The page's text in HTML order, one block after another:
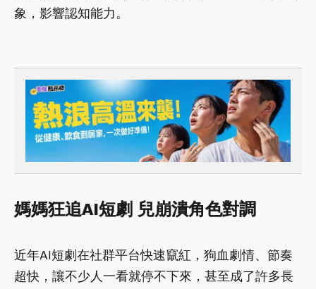
象，影響認知能力。
媽媽狂追AI短劇 兒崩潰角色對調
近年AI短劇在社群平台快速竄紅，狗血劇情、節奏
超快，讓不少人一看就停不下來，甚至成了許多長